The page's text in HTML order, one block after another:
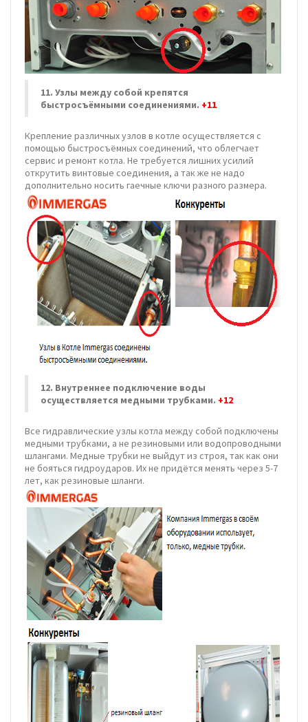
11. Узлы между собой крепятся
быстросъёмными соединениями. +11
Крепление различных узлов в котле осуществляется с
помощью быстросъёмных соединений, что облегчает
сервис и ремонт котла. Не требуется лишних усилий
открутить винтовые соединения, а так же не надо
дополнительно носить гаечные ключи разного размера.
12. Внутреннее подключение воды
осуществляется медными трубками. +12
Все гидравлические узлы котла между собой подключены
медными трубками, а не резиновыми или водопроводными
шлангами. Медные трубки не выйдут из строя, так как они
не бояться гидроударов. Их не придётся менять через 5-7
лет, как резиновые шланги.